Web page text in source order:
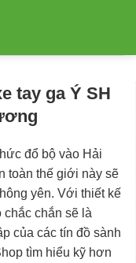
tay ga Ý SH
đổ bộ vào Hải
toàn thế giới này sẽ
yên. Với thiết kế
chắc chắn sẽ là
của các tín đồ sành
tìm hiểu kỹ hơn